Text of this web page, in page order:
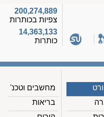
200,274,889
צפיות בכותרות
14,363,133
כותרות
מחשבים וטכנ'
בריאות